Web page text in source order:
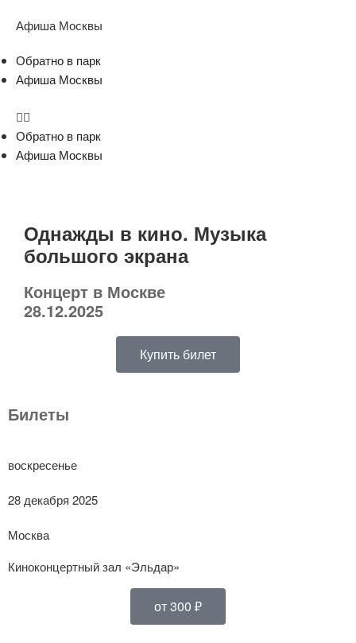
Афиша Москвы
Обратно в парк
Афиша Москвы
Обратно в парк
Афиша Москвы
Однажды в кино. Музыка
большого экрана
Концерт в Москве
28.12.2025
Купить билет
Билеты
воскресенье
28 декабря 2025
Москва
Киноконцертный зал «Эльдар»
от 300 ₽